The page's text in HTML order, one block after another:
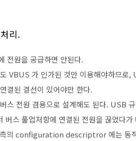
리.
전원을 공급하면 안된다.
VBUS 가 인가된 것만 이용해야하므로
결된 결선이 있어야만 한다.
스 전원 겸용으로 설계해도 된다. USB
버스 풀업저항에 연결된 전원을 끊었다
의 configuration descriptror 에는 동